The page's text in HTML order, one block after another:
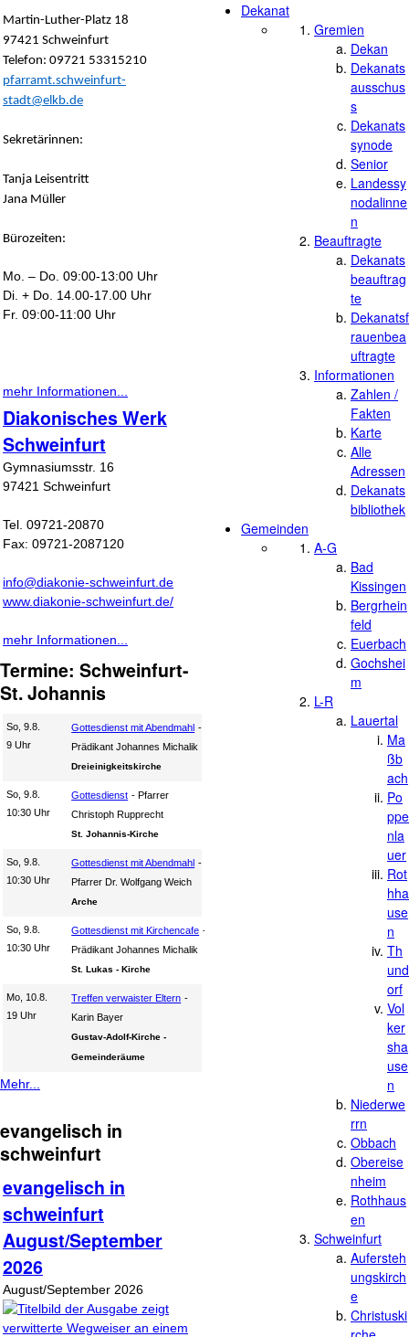
Martin-Luther-Platz 18
97421 Schweinfurt
Telefon: 09721 53315210
pfarramt.schweinfurt-
stadt@elkb.de
Sekretärinnen:
Tanja Leisentritt
Jana Müller
Bürozeiten:
Mo. – Do. 09:00-13:00 Uhr
Di. + Do. 14.00-17.00 Uhr
Fr. 09:00-11:00 Uhr
mehr Informationen...
Diakonisches Werk
Schweinfurt
Gymnasiumsstr. 16
97421 Schweinfurt
Tel. 09721-20870
Fax: 09721-2087120
info@diakonie-schweinfurt.de
www.diakonie-schweinfurt.de/
mehr Informationen...
Termine: Schweinfurt-
St. Johannis
So, 9.8.
9 Uhr
Gottesdienst mit Abendmahl
Prädikant Johannes Michalik
Dreieinigkeitskirche
So, 9.8.
10:30 Uhr
Gottesdienst
Pfarrer
Christoph Rupprecht
St. Johannis-Kirche
So, 9.8.
10:30 Uhr
Gottesdienst mit Abendmahl
Pfarrer Dr. Wolfgang Weich
Arche
So, 9.8.
10:30 Uhr
Gottesdienst mit Kirchencafe
Prädikant Johannes Michalik
St. Lukas - Kirche
Mo, 10.8.
19 Uhr
Treffen verwaister Eltern
Karin Bayer
Gustav-Adolf-Kirche -
Gemeinderäume
Mehr...
evangelisch in
schweinfurt
evangelisch in
schweinfurt
August/September
2026
August/September 2026
Dekanat
Gremien
Dekan
Dekanats
ausschus
s
Dekanats
synode
Senior
Landessy
nodalinne
n
Beauftragte
Dekanats
beauftrag
te
Dekanatsf
rauenbea
uftragte
Informationen
Zahlen /
Fakten
Karte
Alle
Adressen
Dekanats
bibliothek
Gemeinden
A-G
Bad
Kissingen
Bergrhein
feld
Euerbach
Gochshei
m
L-R
Lauertal
Ma
ßb
ach
Po
ppe
nla
uer
Rot
hha
use
n
Th
und
orf
Vol
ker
sha
use
n
Niederwe
rrn
Obbach
Obereise
nheim
Rothhaus
en
Schweinfurt
Aufersteh
ungskirch
e
Christuski